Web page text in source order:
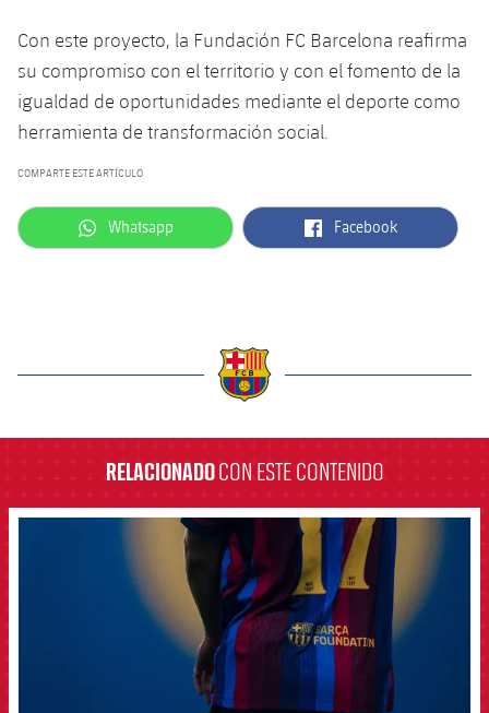
Con este proyecto, la Fundación FC Barcelona reafirma
su compromiso con el territorio y con el fomento de la
igualdad de oportunidades mediante el deporte como
herramienta de transformación social.
COMPARTE ESTE ARTÍCULO
label.aria.whatsapp
Whatsapp label.aria.facebook
Facebook
RELACIONADOCON ESTE CONTENIDO
FCB Barcelona badge